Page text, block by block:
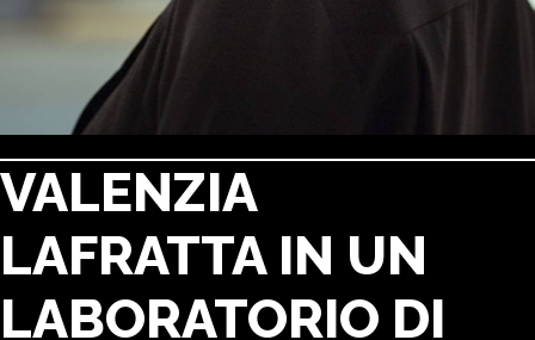
VALENZIA
LAFRATTA IN UN
LABORATORIO DI